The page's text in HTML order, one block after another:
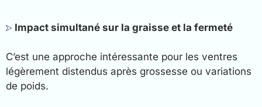
Impact simultané sur la graisse et la fermeté
C’est une approche intéressante pour les ventres
légèrement distendus après grossesse ou variations
de poids.